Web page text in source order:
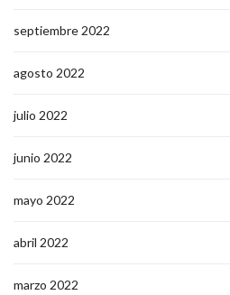
septiembre 2022
agosto 2022
julio 2022
junio 2022
mayo 2022
abril 2022
marzo 2022